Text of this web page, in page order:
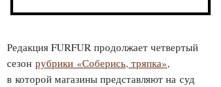
Редакция FURFUR продолжает четвертый
сезон рубрики «Соберись, тряпка»,
в которой магазины представляют на суд